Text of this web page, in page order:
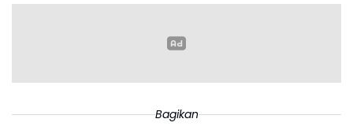
Bagikan